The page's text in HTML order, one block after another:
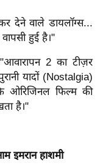
देने वाले डायलॉग्स...
हुई है।"
2 का टीज़र
यादों (Nostalgia)
ओरिजिनल फिल्म की
है।"
इमरान हाशमी